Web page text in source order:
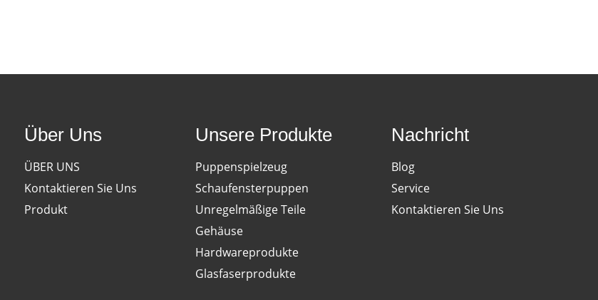
Über Uns
ÜBER UNS
Kontaktieren Sie Uns
Produkt
Unsere Produkte
Puppenspielzeug
Schaufensterpuppen
Unregelmäßige Teile
Gehäuse
Hardwareprodukte
Glasfaserprodukte
Nachricht
Blog
Service
Kontaktieren Sie Uns